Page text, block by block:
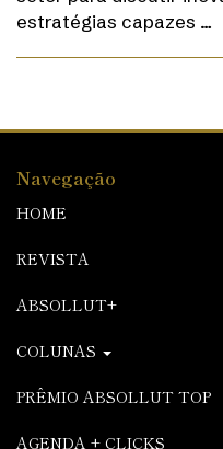
estratégias capazes …
Navegação
HOME
REVISTA
ABSOLLUT+
COLUNAS
PRÊMIO ABSOLLUT TOP
AGENDA + CLICKS